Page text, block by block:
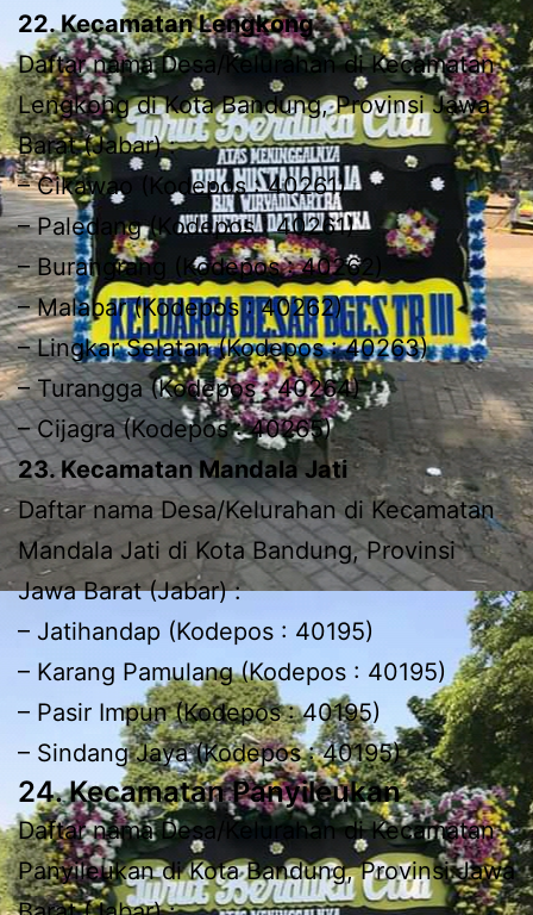
22. Kecamatan Lengkong
Daftar nama Desa/Kelurahan di Kecamatan
Lengkong di Kota Bandung, Provinsi Jawa
Barat (Jabar) :
– Cikawao (Kodepos : 40261)
– Paledang (Kodepos : 40261)
– Burangrang (Kodepos : 40262)
– Malabar (Kodepos : 40262)
– Lingkar Selatan (Kodepos : 40263)
– Turangga (Kodepos : 40264)
– Cijagra (Kodepos : 40265)
23. Kecamatan Mandala Jati
Daftar nama Desa/Kelurahan di Kecamatan
Mandala Jati di Kota Bandung, Provinsi
Jawa Barat (Jabar) :
– Jatihandap (Kodepos : 40195)
– Karang Pamulang (Kodepos : 40195)
– Pasir Impun (Kodepos : 40195)
– Sindang Jaya (Kodepos : 40195)
24. Kecamatan Panyileukan
Daftar nama Desa/Kelurahan di Kecamatan
Panyileukan di Kota Bandung, Provinsi Jawa